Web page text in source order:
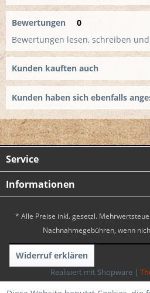
Bewertungen
0
Bewertungen lesen, schreiben
Kunden kauften auch
Kunden haben sich ebenfalls
Service
Informationen
* Alle Preise inkl. gesetzl.
Nachnahmegebühren, wenn
Widerruf erklären
Realisiert mit Shopware|